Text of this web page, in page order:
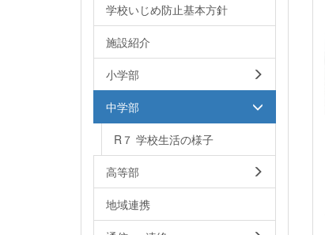
学校いじめ防止基本方針
施設紹介
小学部
中学部
R７ 学校生活の様子
高等部
地域連携